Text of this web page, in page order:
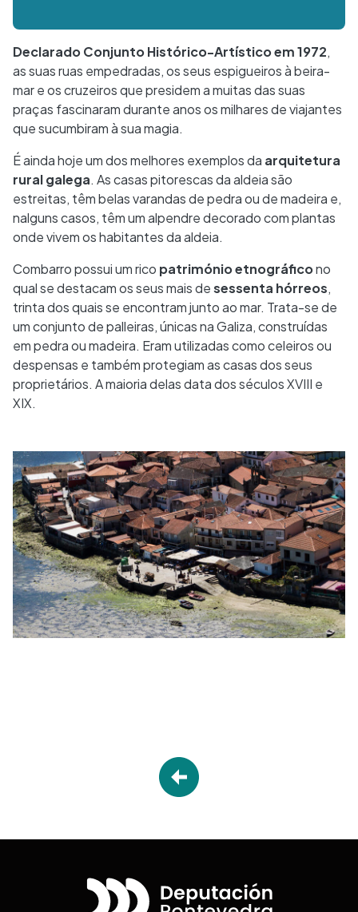
Declarado Conjunto Histórico-Artístico em 1972,
as suas ruas empedradas, os seus espigueiros à beira-
mar e os cruzeiros que presidem a muitas das suas
praças fascinaram durante anos os milhares de viajantes
que sucumbiram à sua magia.
É ainda hoje um dos melhores exemplos da arquitetura
rural galega. As casas pitorescas da aldeia são
estreitas, têm belas varandas de pedra ou de madeira e,
nalguns casos, têm um alpendre decorado com plantas
onde vivem os habitantes da aldeia.
Combarro possui um rico património etnográficono
qual se destacam os seus mais desessenta hórreos,
trinta dos quais se encontram junto ao mar. Trata-se de
um conjunto de palleiras, únicas na Galiza, construídas
em pedra ou madeira. Eram utilizadas como celeiros ou
despensas e também protegiam as casas dos seus
proprietários. A maioria delas data dos séculos XVIII e
XIX.